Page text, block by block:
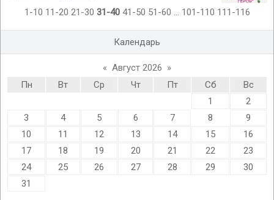
1-10 11-20 21-30 31-40 41-50 51-60 ... 101-110 111-116
Календарь
« Август 2026 »
Пн
Вт Ср Чт Пт Сб
Вс
1
2
3
4 5 6 7 8
9
10
11 12 13 14 15
16
17
18 19 20 21 22
23
24
25 26 27 28 29
30
31